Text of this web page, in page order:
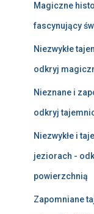
Magiczne
fascynujący
Niezwykłe
odkryj
Nieznane i
odkryj
Niezwykłe i
jeziorach -
powierzchnią
Zapomniane